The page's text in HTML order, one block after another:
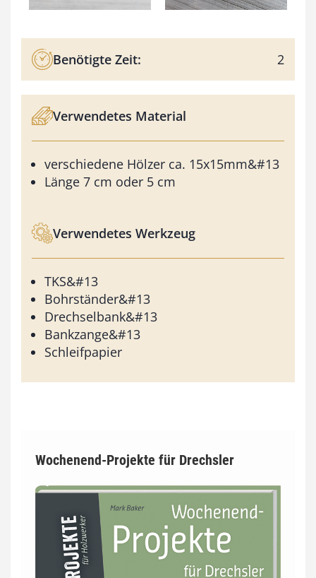
Benötigte Zeit: 2
Verwendetes Material
verschiedene Hölzer ca. 15x15mm&#13
Länge 7 cm oder 5 cm
Verwendetes Werkzeug
TKS&#13
Bohrständer&#13
Drechselbank&#13
Bankzange&#13
Schleifpapier
Wochenend-Projekte für Drechsler